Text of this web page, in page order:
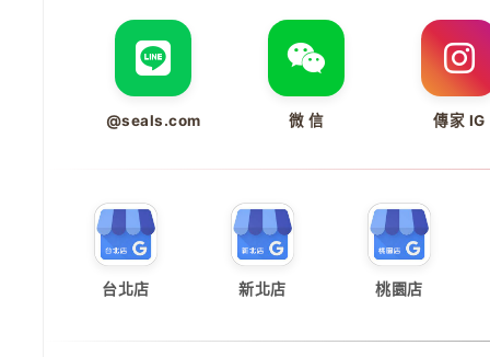
@seals.com 微 信 傳家 IG
台北店 新北店 桃園店